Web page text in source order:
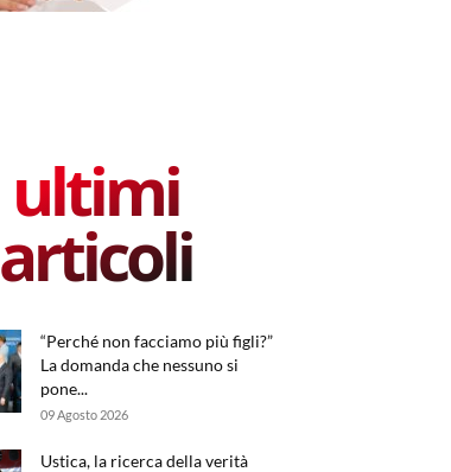
ultimi
articoli
“Perché non facciamo più figli?”
La domanda che nessuno si
pone...
09 Agosto 2026
Ustica, la ricerca della verità